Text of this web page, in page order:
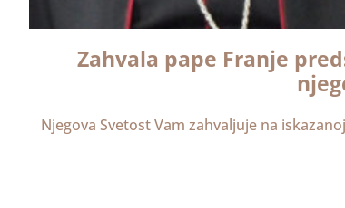
Zahvala pape Franje
Njegova Svetost Vam zahvaljuje na